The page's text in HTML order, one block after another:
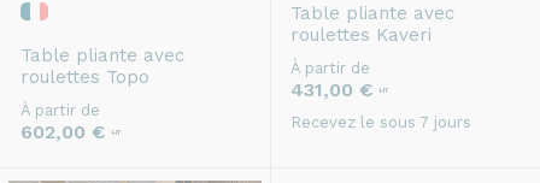
Table pliante avec
roulettes Topo
À partir de
602,00 € HT
Table pliante avec
roulettes Kaveri
À partir de
431,00 € HT
Recevez le sous 7 jours